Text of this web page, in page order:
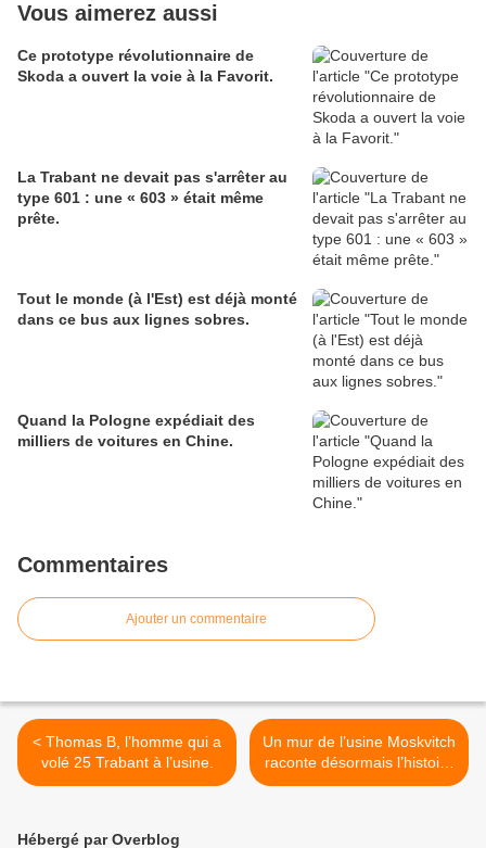
Vous aimerez aussi
Ce prototype révolutionnaire de
Skoda a ouvert la voie à la Favorit.
La Trabant ne devait pas s'arrêter au
type 601 : une « 603 » était même
prête.
Tout le monde (à l'Est) est déjà monté
dans ce bus aux lignes sobres.
Quand la Pologne expédiait des
milliers de voitures en Chine.
Commentaires
Ajouter un commentaire
< Thomas B, l’homme qui a
volé 25 Trabant à l’usine.
Un mur de l’usine Moskvitch
raconte désormais l’histoire
de la marque. >
Hébergé par Overblog